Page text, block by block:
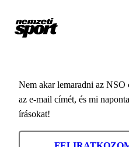
Nem akar lemaradni az
az e-mail címét, és mi
írásokat!